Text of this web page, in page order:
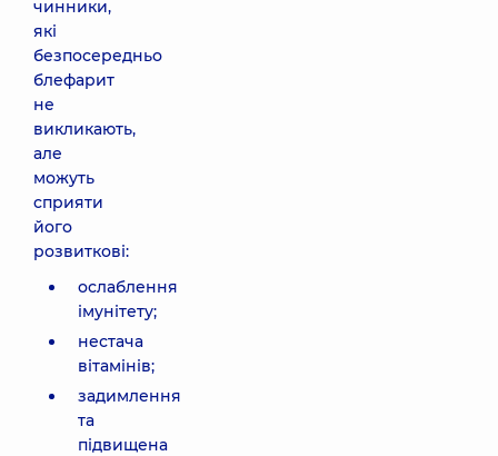
чинники,
які
безпосередньо
блефарит
не
викликають,
але
можуть
сприяти
його
розвиткові:
ослаблення
імунітету;
нестача
вітамінів;
задимлення
та
підвищена